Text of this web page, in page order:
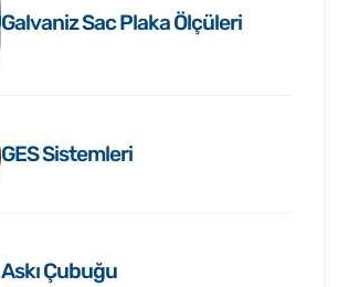
Galvaniz Sac Plaka Ölçüleri
GES Sistemleri
Askı Çubuğu